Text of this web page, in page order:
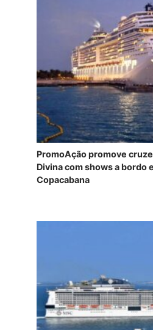
PromoAção promove
Divina com shows a bordo
Copacabana